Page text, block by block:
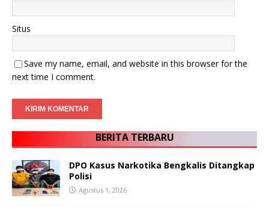
Situs
Save my name, email, and website in this browser for the
next time I comment.
BERITA TERBARU
DPO Kasus Narkotika Bengkalis Ditangkap
Polisi
Agustus 1, 2026